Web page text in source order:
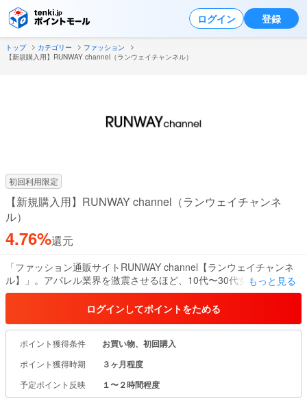
ログイン 登録
トップ カテゴリー
ファッション
【新規購入用】RUNWAY channel（ランウェイチャンネル）
初回利用限定
【新規購入用】RUNWAY channel（ランウェイチャンネ
ル）
4.76%還元
「ファッション通販サイトRUNWAY channel【ランウェイチャンネ
ル】」。アパレル業界を激震させるほど、10代〜30代女子たちに絶
大な人気を誇っています。
MERCURYDUO( マーキュリーデュオ)、MURUA(ムルーア)、dazzlin
(ダズリン)、EMODA(エモダ)、 Ungrid(アングリッド)等の公式ファ
ッション通販サイトです。公式サイトならではの豊富な品揃え♪
【取扱い中ブランド】
MERCURYDUO
MURUA
dazzlin
もっと見る
ログインしてポイントをためる
ポイント獲得条件 お買い物、初回購入
ポイント獲得時期 ３ヶ月程度
予定ポイント反映 １〜２時間程度